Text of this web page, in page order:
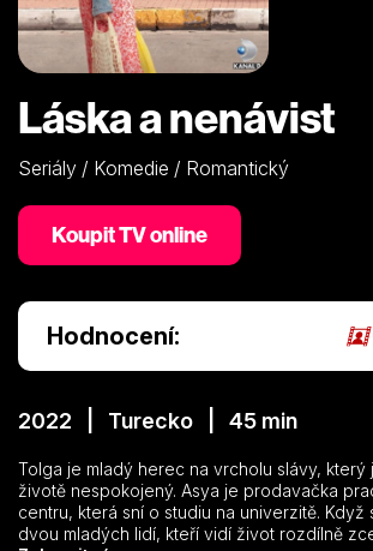
Láska a nenávist
Seriály / Komedie / Romantický
Koupit TV online
Hodnocení:
2022 | Turecko | 45 min
Tolga je mladý herec na vrcholu slávy, který
životě nespokojený. Asya je prodavačka
centru, která sní o studiu na univerzitě. Když
dvou mladých lidí, kteří vidí život rozdílně